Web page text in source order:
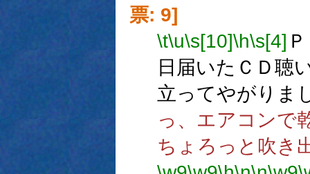
票: 9]
\t\u\s[10]\h\s[4]
日届いたＣＤ聴
立ってやがりま
っ、エアコンで
ちょろっと吹き